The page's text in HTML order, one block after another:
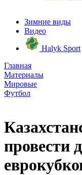
Зимние виды
Видео
Halyk Sport
Главная
Материалы
Мировые
Футбол
провести